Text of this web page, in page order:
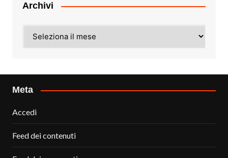
Archivi
Meta
Accedi
Feed dei contenuti